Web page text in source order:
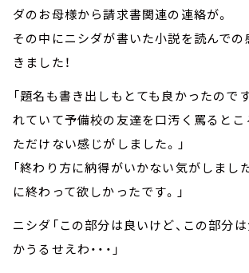
ダのお母様から請求書関連の連絡が。
その中にニシダが書いた小説を読んでの
きました！
「題名も書き出しもとても良かったので
れていて予備校の友達を口汚く罵ると
ただけない感じがしました。」
「終わり方に納得がいかない気がしまし
に終わって欲しかったです。」
ニシダ「この部分は良いけど、この部分
かうるせえわ・・・」